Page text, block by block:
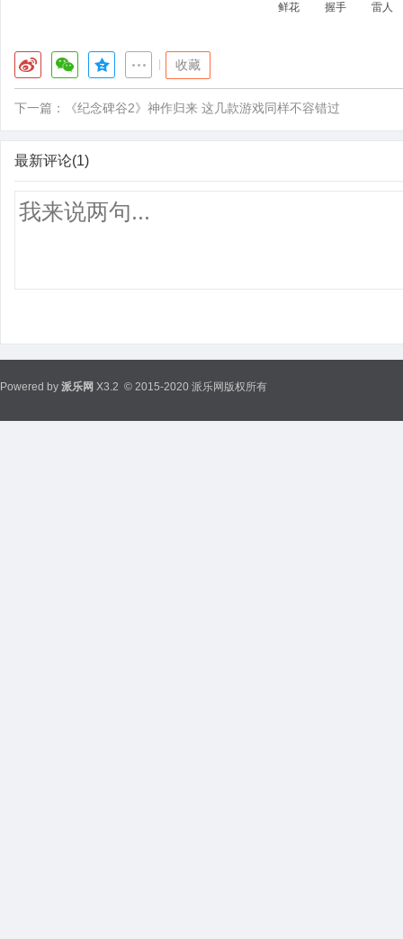
鲜花 握手 雷人
收藏
下一篇： 《纪念碑谷2》神作归来 这几款游戏同样不容错过
最新评论(1)
Powered by 派乐网 X3.2 © 2015-2020 派乐网版权所有